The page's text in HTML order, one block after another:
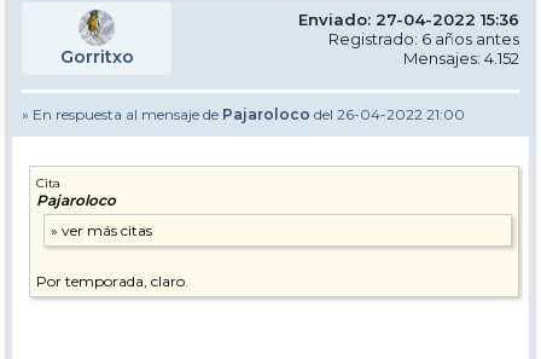
Gorritxo
Enviado: 27-04-2022 15:36
Registrado: 6 años antes
Mensajes: 4.152
» En respuesta al mensaje de Pajaroloco del 26-04-2022 21:00
Cita
Pajaroloco
Por temporada, claro.